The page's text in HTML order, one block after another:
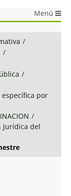
Menú
/
/
/
por
/
Jurídica del